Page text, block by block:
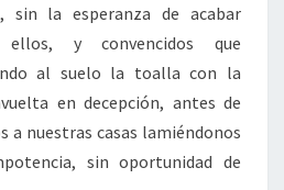
sin la esperanza de acabar
y convencidos que
al suelo la toalla con la
en decepción, antes de
a nuestras casas lamiéndonos
sin oportunidad de